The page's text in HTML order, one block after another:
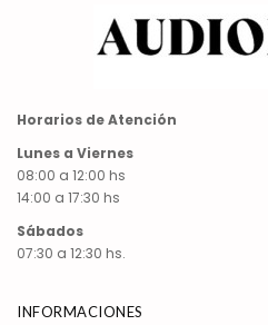
Horarios de Atención
Lunes a Viernes
08:00 a 12:00 hs
14:00 a 17:30 hs
Sábados
07:30 a 12:30 hs.
INFORMACIONES